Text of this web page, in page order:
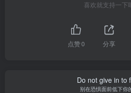
喜欢就支持一下
点赞0 分享
Do not give in to
别在恐惧面前低下你